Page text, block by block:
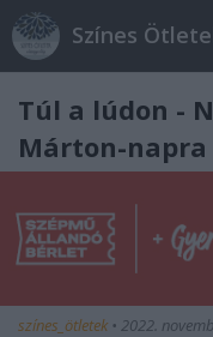
Színes
Túl a lúdon -
Márton-napra
színes_ötletek • 2022.